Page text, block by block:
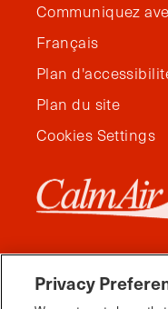
Communiquez
Français
Plan
Plan du site
Cookies Settings
Privacy